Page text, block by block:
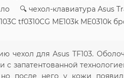
🔍 чехол-клавиатура Asus
tf0310CG ME103k
чехол для Asus TF103.
с запатентованной
после него у кожи